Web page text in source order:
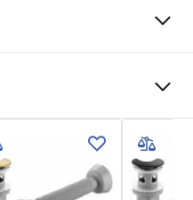
Blanco/Dorado
Brillo, Cepillado
360